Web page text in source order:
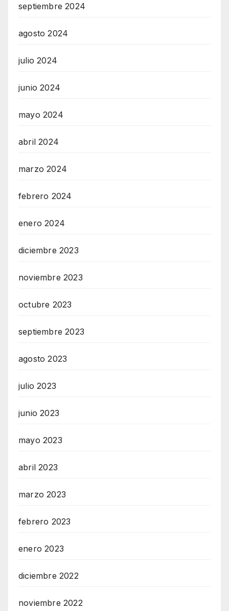
septiembre 2024
agosto 2024
julio 2024
junio 2024
mayo 2024
abril 2024
marzo 2024
febrero 2024
enero 2024
diciembre 2023
noviembre 2023
octubre 2023
septiembre 2023
agosto 2023
julio 2023
junio 2023
mayo 2023
abril 2023
marzo 2023
febrero 2023
enero 2023
diciembre 2022
noviembre 2022